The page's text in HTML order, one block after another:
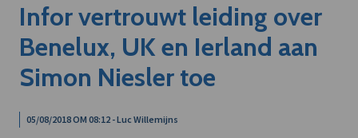
Infor vertrouwt leiding over
Benelux, UK en Ierland aan
Simon Niesler toe
05/08/2018 OM 08:12 - Luc Willemijns